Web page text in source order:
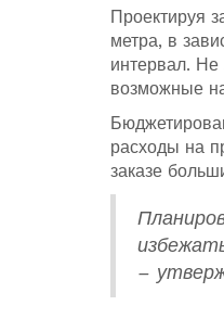
Проектируя
метра, в
интервал.
возможные
расходы на
заказе
–